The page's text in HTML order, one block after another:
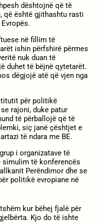
dështojnë që të
që është gjithashtu rasti
në fillim të
ishin përfshirë përmes
nuk duan të
duhet të bëjnë qytetarët.
dëgjojë atë që vjen nga
për politikë
rajoni, duke patur
të përballojë që të
siç janë çështjet e
të ndara me BE.
i organizatave të
të konferencës
Perëndimor dhe se
politikë evropiane në
kur bëhej fjalë për
Kjo do të ishte